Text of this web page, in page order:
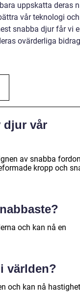
uppskatta deras
vår teknologi
snabba djur får vi
ovärderliga
djur vår
av snabba
kropp och
och kan nå en
världen?
och kan nå